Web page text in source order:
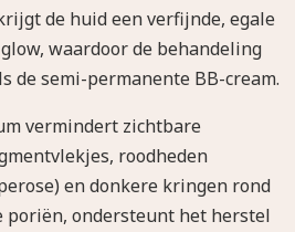
de huid een verfijnde, egale
waardoor de behandeling
de semi-permanente BB-cream.
vermindert zichtbare
roodheden
en donkere kringen rond
poriën, ondersteunt het herstel